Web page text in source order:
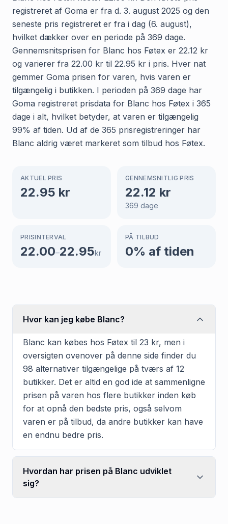
registreret af Goma er fra d. 3. august 2025 og den
seneste pris registreret er fra i dag (6. august),
hvilket dækker over en periode på 369 dage.
Gennemsnitsprisen for Blanc hos Føtex er 22.12 kr
og varierer fra 22.00 kr til 22.95 kr i pris. Hver nat
gemmer Goma prisen for varen, hvis varen er
tilgængelig i butikken. I perioden på 369 dage har
Goma registreret prisdata for Blanc hos Føtex i 365
dage i alt, hvilket betyder, at varen er tilgængelig
99% af tiden. Ud af de 365 prisregistreringer har
Blanc aldrig været markeret som tilbud hos Føtex.
AKTUEL PRIS
22.95 kr
GENNEMSNITLIG PRIS
22.12 kr
369 dage
PRISINTERVAL
22.00–22.95kr
PÅ TILBUD
0% af tiden
Hvor kan jeg købe Blanc?
Blanc kan købes hos Føtex til 23 kr, men i
oversigten ovenover på denne side finder du
98 alternativer tilgængelige på tværs af 12
butikker. Det er altid en god ide at sammenligne
prisen på varen hos flere butikker inden køb
for at opnå den bedste pris, også selvom
varen er på tilbud, da andre butikker kan have
en endnu bedre pris.
Hvordan har prisen på Blanc udviklet
sig?